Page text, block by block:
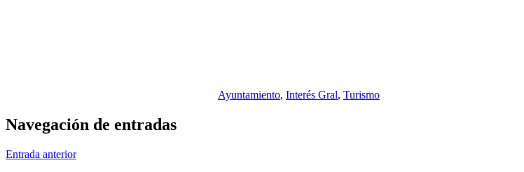
Ayuntamiento, Interés Gral, Turismo
Navegación de entradas
Entrada anterior